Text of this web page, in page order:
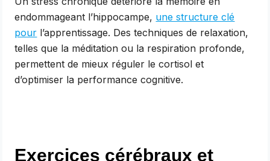
endommageant l’hippocampe, une structure clé
pour l’apprentissage. Des techniques de relaxation,
telles que la méditation ou la respiration profonde,
permettent de mieux réguler le cortisol et
d’optimiser la performance cognitive.
Exercices cérébraux et